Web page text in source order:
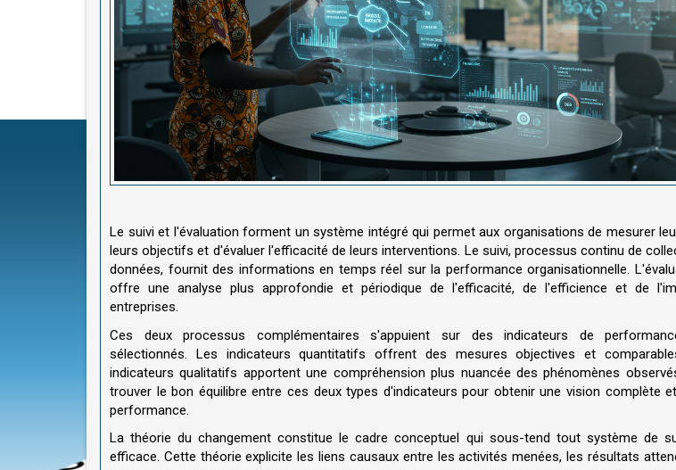
Le suivi et l'évaluation forment un système intégré qui permet aux organisations de mesurer
leurs objectifs et d'évaluer l'efficacité de leurs interventions. Le suivi, processus continu de
données, fournit des informations en temps réel sur la performance organisationnelle.
offre une analyse plus approfondie et périodique de l'efficacité, de l'efficience et de
entreprises.
Ces deux processus complémentaires s'appuient sur des indicateurs de
sélectionnés. Les indicateurs quantitatifs offrent des mesures objectives et
indicateurs qualitatifs apportent une compréhension plus nuancée des phénomènes
trouver le bon équilibre entre ces deux types d'indicateurs pour obtenir une vision complète
performance.
La théorie du changement constitue le cadre conceptuel qui sous-tend tout système de
efficace. Cette théorie explicite les liens causaux entre les activités menées, les résultats